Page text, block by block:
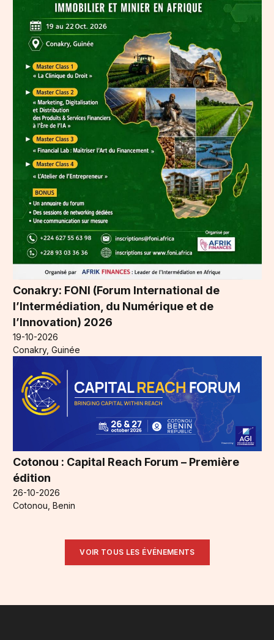
Conakry: FONI (Forum International de
l’Intermédiation, du Numérique et de
l’Innovation) 2026
19-10-2026
Conakry, Guinée
Cotonou : Capital Reach Forum – Première
édition
26-10-2026
Cotonou, Benin
VOIR TOUS LES ÉVÉNEMENTS